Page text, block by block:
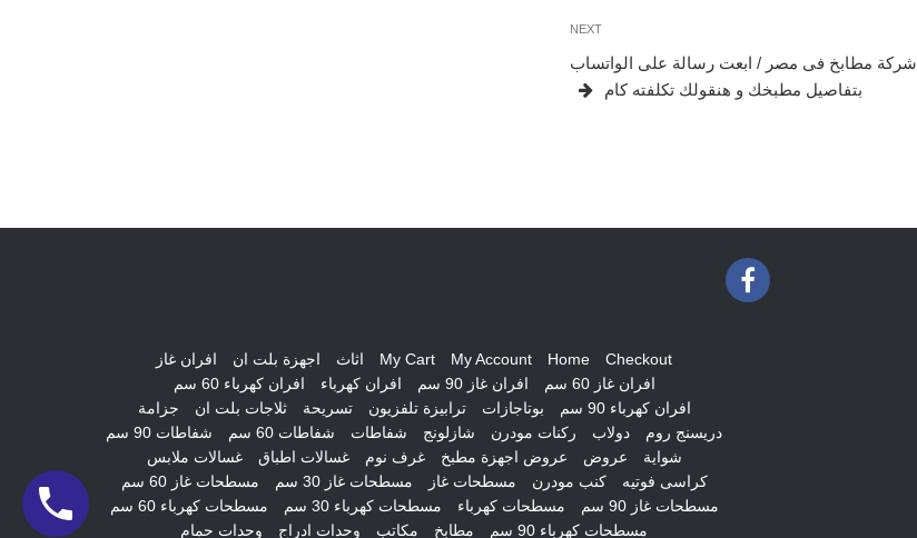
NEXT
شركة مطابخ فى مصر / ابعت رسالة على الواتساب
بتفاصيل مطبخك و هنقولك تكلفته كام
Checkout
Home
My Account
My Cart اثاث اجهزة بلت ان
افران غاز
افران غاز 60 سم
افران غاز 90 سم افران كهرباء
افران كهرباء 60 سم
افران كهرباء 90 سم
بوتاجازات ترابيزة تلفزيون تسريحة ثلاجات بلت ان
جزامة
دريسنج روم
دولاب ركنات مودرن شازلونج شفاطات شفاطات 60 سم
شفاطات 90 سم
شواية
عروض عروض اجهزة مطبخ غرف نوم غسالات اطباق
غسالات ملابس
كراسى فوتيه
كنب مودرن مسطحات غاز مسطحات غاز 30 سم
مسطحات غاز 60 سم
مسطحات غاز 90 سم
مسطحات كهرباء مسطحات كهرباء 30 سم
مسطحات كهرباء 60 سم
مسطحات كهرباء 90 سم
مطابخ مكاتب وحدات ادراج وحدات حمام